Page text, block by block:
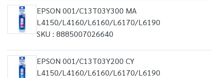
EPSON 001/C13T03Y300 MA
L4150/L4160/L6160/L6170/L6190
SKU : 8885007026640
EPSON 001/C13T03Y200 CY
L4150/L4160/L6160/L6170/L6190